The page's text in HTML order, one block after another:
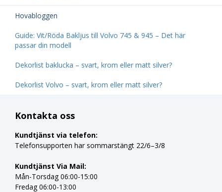
Hovabloggen
Guide: Vit/Röda Bakljus till Volvo 745 & 945 – Det här
passar din modell
Dekorlist baklucka – svart, krom eller matt silver?
Dekorlist Volvo – svart, krom eller matt silver?
Kontakta oss
Kundtjänst via telefon:
Telefonsupporten har sommarstängt 22/6–3/8
Kundtjänst Via Mail:
Mån-Torsdag 06:00-15:00
Fredag 06:00-13:00